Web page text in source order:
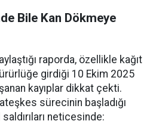
Bile Kan Dökmeye
raporda, özellikle kağıt
girdiği 10 Ekim 2025
kayıplar dikkat çekti.
sürecinin başladığı
neticesinde: